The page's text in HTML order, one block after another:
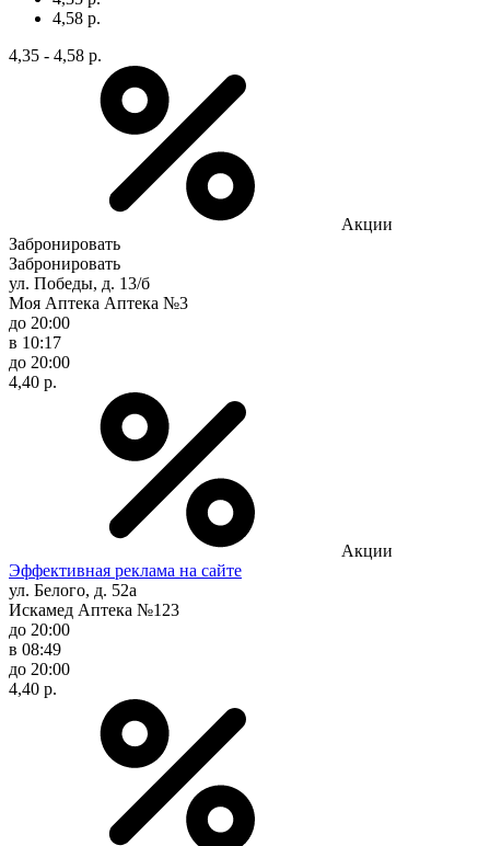
4,58 р.
4,35 - 4,58 р.
Акции
Забронировать
Забронировать
ул. Победы, д. 13/б
Моя Аптека Аптека №3
до 20:00
в 10:17
до 20:00
4,40 р.
Акции
Эффективная реклама на сайте
ул. Белого, д. 52а
Искамед Аптека №123
до 20:00
в 08:49
до 20:00
4,40 р.